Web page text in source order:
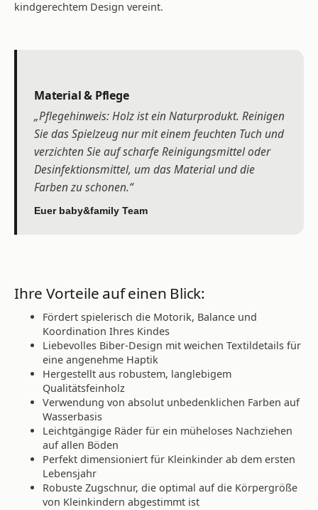
kindgerechtem Design vereint.
Material & Pflege
„Pflegehinweis: Holz ist ein Naturprodukt. Reinigen
Sie das Spielzeug nur mit einem feuchten Tuch und
verzichten Sie auf scharfe Reinigungsmittel oder
Desinfektionsmittel, um das Material und die
Farben zu schonen.“
Euer baby&family Team
Ihre Vorteile auf einen Blick:
Fördert spielerisch die Motorik, Balance und
Koordination Ihres Kindes
Liebevolles Biber-Design mit weichen Textildetails für
eine angenehme Haptik
Hergestellt aus robustem, langlebigem
Qualitätsfeinholz
Verwendung von absolut unbedenklichen Farben auf
Wasserbasis
Leichtgängige Räder für ein müheloses Nachziehen
auf allen Böden
Perfekt dimensioniert für Kleinkinder ab dem ersten
Lebensjahr
Robuste Zugschnur, die optimal auf die Körpergröße
von Kleinkindern abgestimmt ist